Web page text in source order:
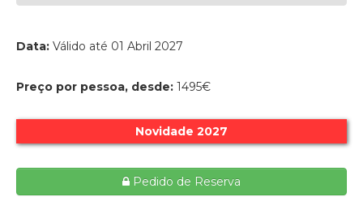
Data: Válido até 01 Abril 2027
Preço por pessoa, desde: 1495€
Novidade 2027
Pedido de Reserva